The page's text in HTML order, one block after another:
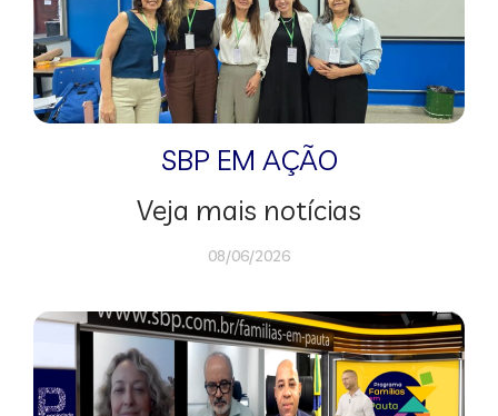
SBP EM AÇÃO
Veja mais notícias
08/06/2026